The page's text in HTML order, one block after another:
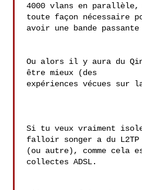
4000 vlans en
toute façon nécessaire
avoir une bande
Ou alors il y aura du
être mieux (des
expériences vécues sur
Si tu veux vraiment
falloir songer a du L2TP
(ou autre), comme
collectes ADSL.